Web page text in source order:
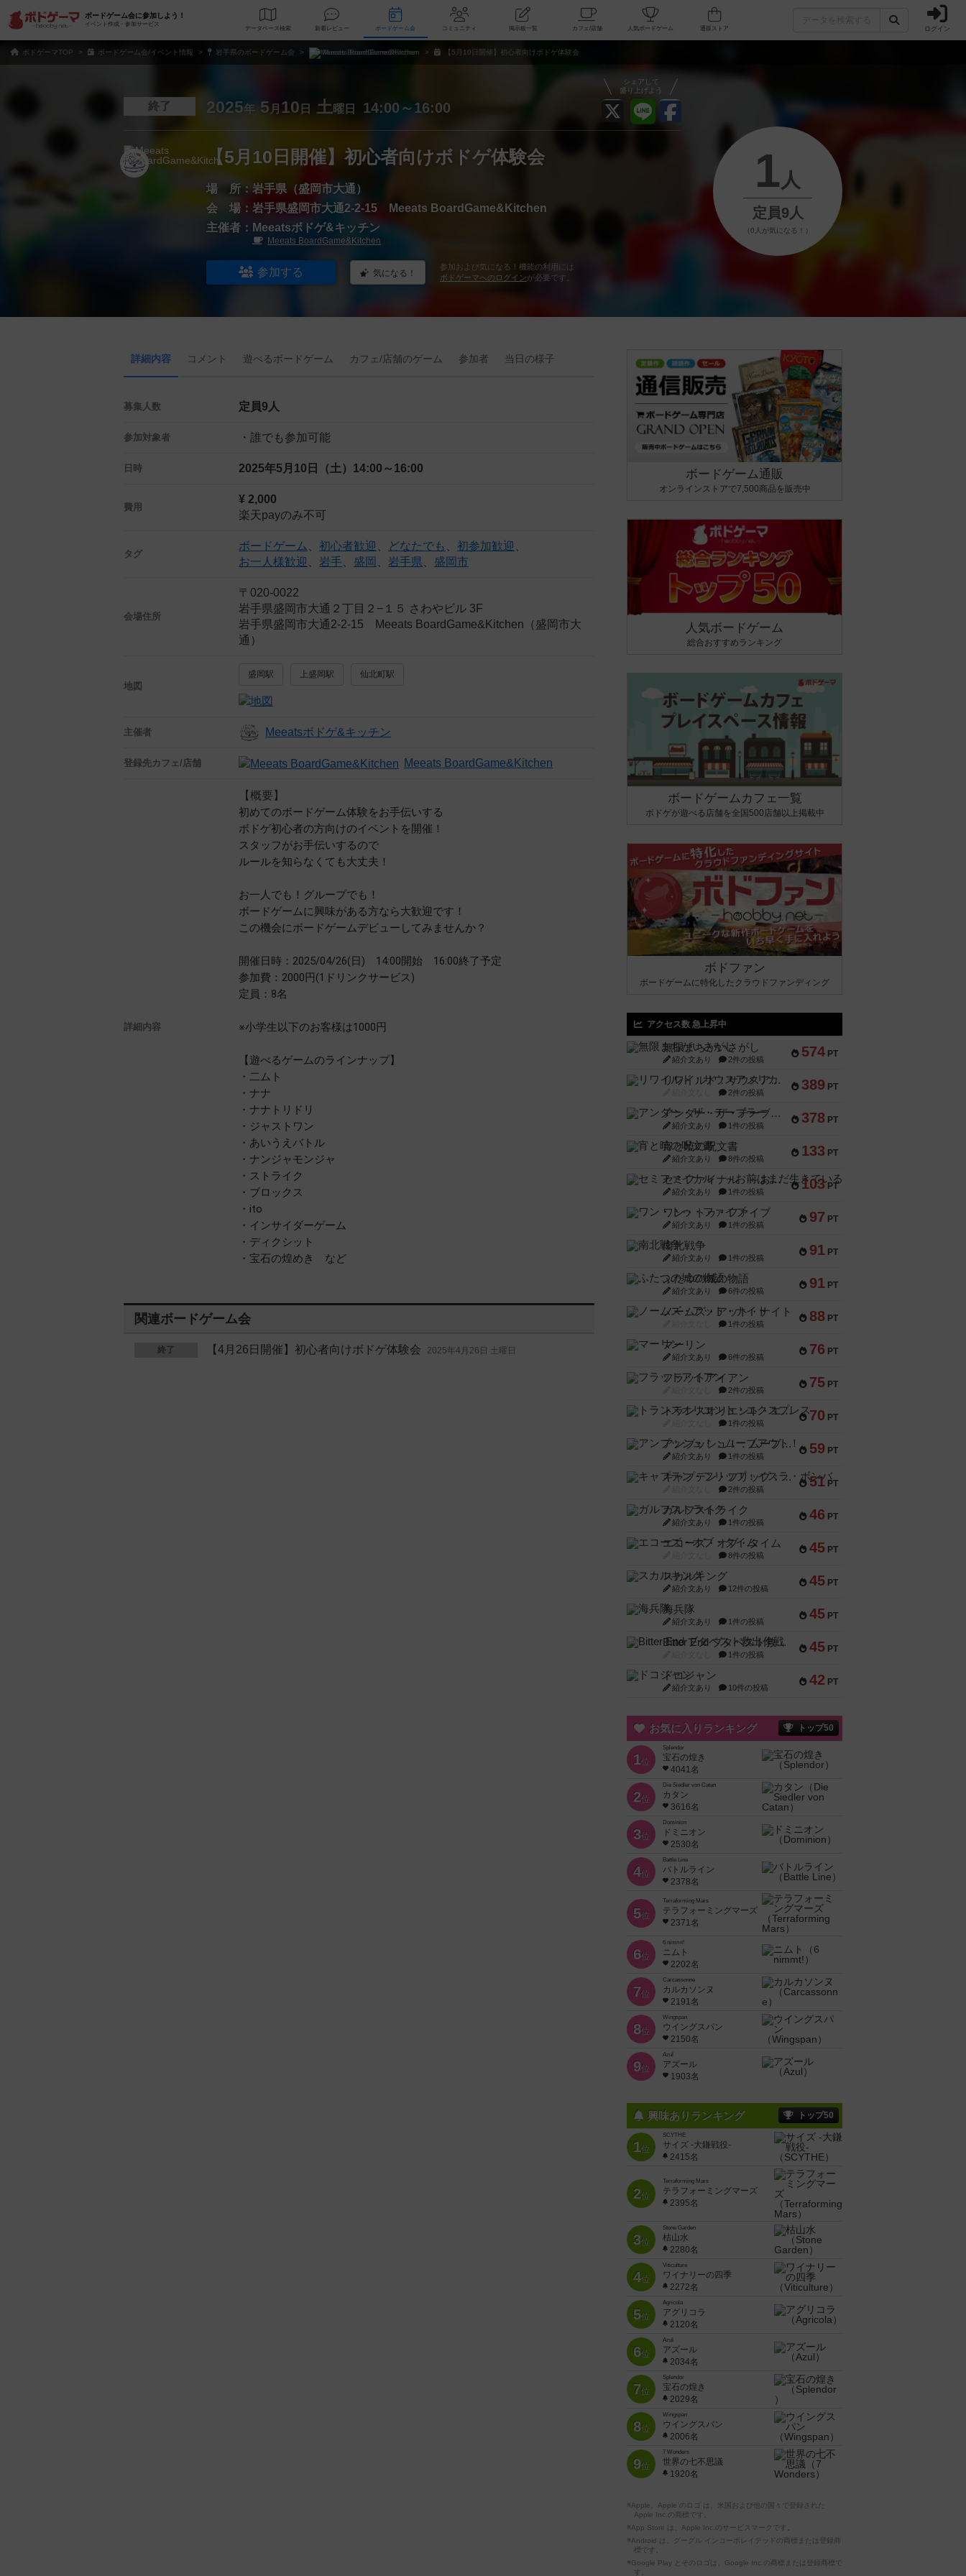
ボードゲーム会に参加しよう！
イベント作成・参加サービス
データベース 検索 新着レビュー ボードゲーム会 コミュニティ 掲示板一覧 カフェ/店舗 人気ボードゲーム ログイン
ボドゲーマTOP ボードゲーム会/イベント情報 岩手県のボードゲーム会 Meeats BoardGame&Kitchen 【5月10日開催】初心者向けボドゲ体験会
シェアして
盛り上げよう
終了 2025年 5 月 10 日 土 曜日 14:00～16:00
【5月10日開催】初心者向けボドゲ体験会
場 所： 岩手県（盛岡市大通）
会 場： 岩手県盛岡市大通2-2-15 Meeats BoardGame&Kitchen
主催者： Meeatsボドゲ&キッチン
Meeats BoardGame&Kitchen
参加する 気になる！
参加および気になる！機能の利用には
ボドゲーマへのログインが必要です。
1 人
定員9人
（0人が気になる！）
詳細内容 コメント 遊べるボードゲーム カフェ/店舗のゲーム 参加者 当日の様子
募集人数 定員9人
参加対象者 ・誰でも参加可能
日時 2025年5月10日（土） 14:00～16:00
費用
¥ 2,000
楽天payのみ不可
タグ
ボードゲーム 初心者歓迎 どなたでも 初参加歓迎
お一人様歓迎
岩手 盛岡 岩手県 盛岡市
会場住所
〒020-0022
岩手県盛岡市大通２丁目２−１５ さわやビル 3F
岩手県盛岡市大通2-2-15 Meeats BoardGame&Kitchen（盛岡市大
通）
地図
盛岡駅 上盛岡駅 仙北町駅
主催者 Meeatsボドゲ&キッチン
登録先カフェ/店舗 Meeats BoardGame&Kitchen
詳細内容
【概要】
初めてのボードゲーム体験をお手伝いする
ボドゲ初心者の方向けのイベントを開催！
スタッフがお手伝いするので
ルールを知らなくても大丈夫！
お一人でも！グループでも！
ボードゲームに興味がある方なら大歓迎です！
この機会にボードゲームデビューしてみませんか？
開催日時：2025/04/26(日) 14:00開始 16:00終了予定
参加費：2000円(1ドリンクサービス)
定員：8名
※小学生以下のお客様は1000円
【遊べるゲームのラインナップ】
・二ムト
・ナナ
・ナナトリドリ
・ジャストワン
・あいうえバトル
・ナンジャモンジャ
・ストライク
・ブロックス
・ito
・インサイダーゲーム
・ディクシット
・宝石の煌めき など
関連ボードゲーム会
終了 【4月26日開催】初心者向けボドゲ体験会 2025年4月26日 土曜日
ボードゲーム通販
オンラインストアで7,500商品を販売中
人気ボードゲーム
総合おすすめランキング
ボードゲームカフェ一覧
ボドゲが遊べる店舗を全国500店舗以上掲載中
ボドファン
ボードゲームに特化したクラウドファンディング
アクセス数 急上昇中
574 PT
無限まちがいさがし
紹介文あり 2件の投稿
389 PT
リワイルド：サウスアメリカ
2件の投稿
378 PT
アンダー・ザ・テーブラー
紹介文あり 1件の投稿
133 PT
宵と暁の呪文書
紹介文あり 8件の投稿
103 PT
セミファイナル ～お前はまだ生きている～
紹介文あり 1件の投稿
97 PT
ワン・トゥ・ファイブ
紹介文あり 1件の投稿
91 PT
南北戦争
紹介文あり 1件の投稿
91 PT
ふたつの城の物語
紹介文あり 6件の投稿
88 PT
ノームズ・アット・ナイト
1件の投稿
76 PT
マーリン
紹介文あり 6件の投稿
75 PT
フラットアイアン
2件の投稿
70 PT
トランスオリエント・エクスプレス
1件の投稿
59 PT
アンブッシュ！：ムーブアウト！
紹介文あり 1件の投稿
51 PT
キャプテン・フリップ：イスラ・ボンバ
2件の投稿
46 PT
ガルフストライク
紹介文あり 1件の投稿
45 PT
エコーズ・オブ・タイム
8件の投稿
45 PT
スカルキング
紹介文あり 12件の投稿
45 PT
海兵隊
紹介文あり 1件の投稿
45 PT
Bitter End ブタペスト救出作戦
1件の投稿
42 PT
ドコジャン
紹介文あり 10件の投稿
お気に入りランキング トップ50
1位
Splendor
宝石の煌き
4041名
2位
Die Siedler von Catan
カタン
3616名
3位
Dominion
ドミニオン
2530名
4位
Battle Line
バトルライン
2378名
5位
Terraforming Mars
テラフォーミングマーズ
2371名
6位
6 nimmt!
ニムト
2202名
7位
Carcassonne
カルカソンヌ
2191名
8位
Wingspan
ウイングスパン
2150名
9位
Azul
アズール
1903名
興味ありランキング トップ50
1位
SCYTHE
サイズ -大鎌戦役-
2415名
2位
Terraforming Mars
テラフォーミングマーズ
2395名
3位
Stone Garden
枯山水
2280名
4位
Viticulture
ワイナリーの四季
2272名
5位
Agricola
アグリコラ
2120名
6位
Azul
アズール
2034名
7位
Splendor
宝石の煌き
2029名
8位
Wingspan
ウイングスパン
2006名
9位
7 Wonders
世界の七不思議
1920名
※Apple、Apple のロゴ は、米国および他の国々で登録された
Apple Inc.の商標です。
※App Store は、Apple Inc.のサービスマークです。
※Android は、グーグル インコーポレイテッドの商標または登録商
標です。
※Google Play とそのロゴは、Google Inc.の商標または登録商標で
す。